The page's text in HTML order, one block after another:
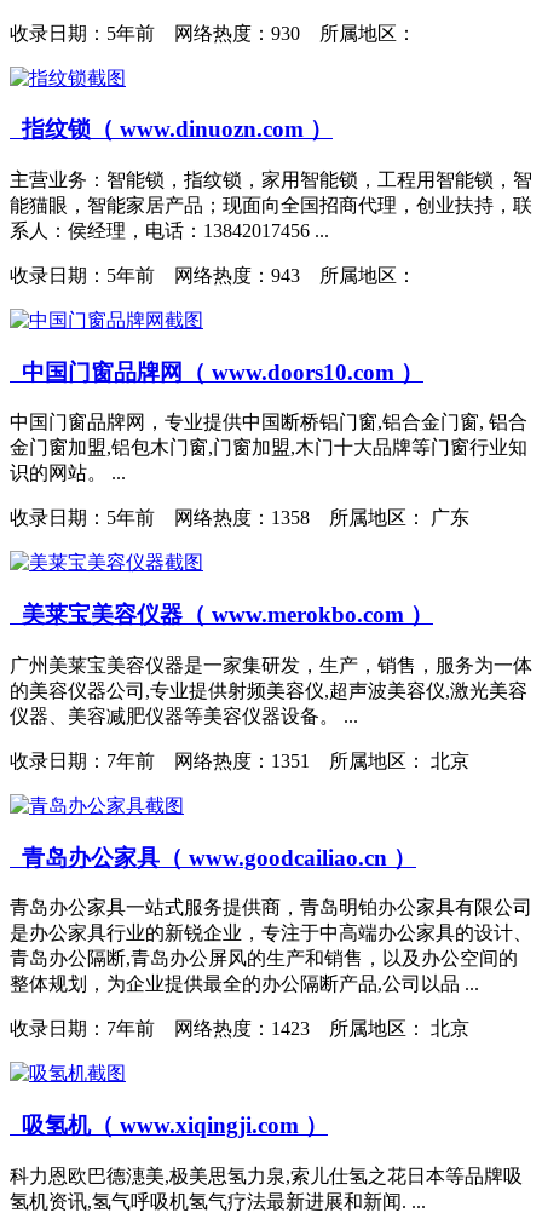
收录日期： 5年前 网络热度：930 所属地区：
指纹锁（ www.dinuozn.com ）
主营业务：智能锁，指纹锁，家用智能锁，工程用智能锁，智
能猫眼，智能家居产品；现面向全国招商代理，创业扶持，联
系人：侯经理，电话：13842017456 ...
收录日期： 5年前 网络热度：943 所属地区：
中国门窗品牌网（ www.doors10.com ）
中国门窗品牌网，专业提供中国断桥铝门窗,铝合金门窗, 铝合
金门窗加盟,铝包木门窗,门窗加盟,木门十大品牌等门窗行业知
识的网站。 ...
收录日期： 5年前 网络热度：1358 所属地区： 广东
美莱宝美容仪器（ www.merokbo.com ）
广州美莱宝美容仪器是一家集研发，生产，销售，服务为一体
的美容仪器公司,专业提供射频美容仪,超声波美容仪,激光美容
仪器、美容减肥仪器等美容仪器设备。 ...
收录日期： 7年前 网络热度：1351 所属地区： 北京
青岛办公家具（ www.goodcailiao.cn ）
青岛办公家具一站式服务提供商，青岛明铂办公家具有限公司
是办公家具行业的新锐企业，专注于中高端办公家具的设计、
青岛办公隔断,青岛办公屏风的生产和销售，以及办公空间的
整体规划，为企业提供最全的办公隔断产品,公司以品 ...
收录日期： 7年前 网络热度：1423 所属地区： 北京
吸氢机（ www.xiqingji.com ）
科力恩欧巴德潓美,极美思氢力泉,索儿仕氢之花日本等品牌吸
氢机资讯,氢气呼吸机氢气疗法最新进展和新闻. ...